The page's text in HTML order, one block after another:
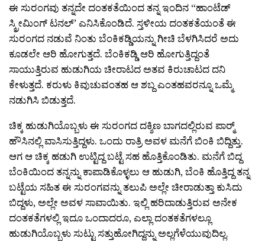
ಈ ಸುರಂಗವು ತನ್ನದೇ ದಂತಕತೆಯಿಂದ ತನ್ನ ಇಂದಿನ “ಹಾಂಟೆಡ್
ಸ್ಕ್ರೀಮಿಂಗ್ ಟನಲ್’ ಎನಿಸಿಕೊಂಡಿದೆ. ಸ್ತಳೀಯ ದಂತಕತೆಯಂತೆ ಈ
ಸುರಂಗದ ನಡುವೆ ನಿಂತು ಬೆಂಕಿಕಡ್ಡಿಯನ್ನು ಗೀಚಿ ಬೆಳಗಿಸಿದರೆ ಅದು
ಕೂಡಲೇ ಆರಿ ಹೋಗುತ್ತದೆ. ಬೆಂಕಿಕಡ್ಡಿ ಆರಿ ಹೋಗುತ್ತಿದ್ದಂತೆ
ಸಾಯುತ್ತಿರುವ ಹುಡುಗಿಯ ಚೀರಾಟದ ಅತವ ಕಿರುಚಾಟದ ದನಿ
ಕೇಳುತ್ತದೆ. ಕರುಳು ಕಿವುಚುವಂತಹ ಆ ಶಬ್ದ ಎಂತಹವರನ್ನೂ ಒಮ್ಮೆ
ನಡುಗಿಸಿ ಬಿಡುತ್ತದೆ.
ಚಿಕ್ಕ ಹುಡುಗಿಯೊಬ್ಬಳು ಈ ಸುರಂಗದ ದಕ್ಶಿಣ ಬಾಗದಲ್ಲಿರುವ ಪಾರ್‍ಮ್
ಹೌಸಿನಲ್ಲಿ ವಾಸಿಸುತ್ತಿದ್ದಳು. ಒಂದು ರಾತ್ರಿ ಅವಳ ಮನೆಗೆ ಬಿಂಕಿ ಬಿದ್ದಿತ್ತು.
ಆಗ ಆ ಚಿಕ್ಕ ಹಡುಗಿ ಉಟ್ಟಿದ್ದ ಬಟ್ಟೆ ಸಹ ಹೊತ್ತಿಕೊಂಡಿತು. ಮನೆಗೆ ಬಿದ್ದ
ಬೆಂಕಿಯಿಂದ ತನ್ನನ್ನು ಕಾಪಾಡಿಕೊಳ್ಳಲು ಆ ಹುಡುಗಿ, ಬೆಂಕಿ ಹೊತ್ತಿದ್ದ ತನ್ನ
ಬಟ್ಟೆಯ ಸಹಿತ ಈ ಸುರಂಗವನ್ನು ತಲುಪಿ ಅಲ್ಲೇ ಚೀರಾಡುತ್ತಾ ಕುಸಿದು
ಬಿದ್ದಳು, ಅಲ್ಲೇ ಅವಳ ಸಾವಾಯಿತು. ಇಲ್ಲಿ ಹರಿದಾಡುತ್ತಿರುವ ಅನೇಕ
ದಂತಕತೆಗಳಲ್ಲಿ ಇದೂ ಒಂದಾದರೂ, ಎಲ್ಲಾ ದಂತಕತೆಗಳಲ್ಲೂ
ಹುಡುಗಿಯೊಬ್ಬಳು ಸುಟ್ಟು ಸತ್ತುಹೋಗಿದ್ದನ್ನು ಅಲ್ಲಗೆಳೆಯುವುದಿಲ್ಲ.